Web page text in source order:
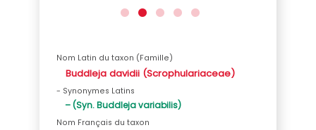
Nom Latin du taxon (Famille)
Buddleja davidii (Scrophulariaceae)
- Synonymes Latins
– (Syn. Buddleja variabilis)
Nom Français du taxon